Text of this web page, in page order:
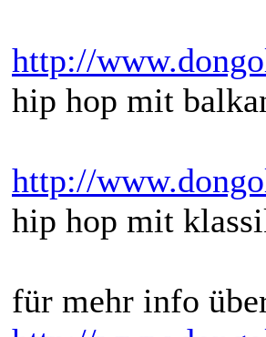
http://
hip hop mit
http://
hip hop mit
für mehr info